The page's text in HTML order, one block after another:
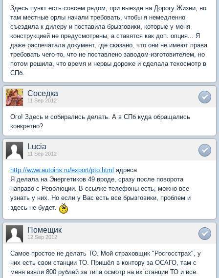
Здесь пункт есть совсем рядом, при выезде на Дорогу Жизни, но
там местные орлы начали требовать, чтобы я немедленно
съездила к дилеру и поставила брызговики, которые у меня
конструкцией не предусмотрены, а ставятся как доп. опция... Я
даже распечатала документ, где сказано, что они не имеют права
требовать чего-то, что не поставлено заводом-изготовителем, но
потом решила, что время и нервы дороже и сделала техосмотр в
СПб.
Соседка
11 Sep 2012
Ого! Здесь и собирались делать. А в СПб куда обращались
конкретно?
Lucia
11 Sep 2012
http://www.autoins.ru/export/pto.html адреса
Я делала на Энергетиков 49 вроде, сразу после поворота
направо с Революции. В ссылке телефоны есть, можно все
узнать у них. Но если у Вас есть все брызговики, проблем и
здесь не будет.
Помещик
12 Sep 2012
Самое простое не делать ТО. Мой страховщик "Росгосстрах", у
них есть свои станции ТО. Пришёл в контору за ОСАГО, там с
меня взяли 800 рублей за типа осмотр на их станции ТО и всё.